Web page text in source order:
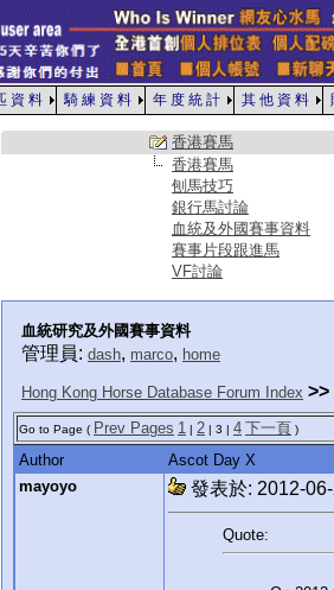
資 料 騎 練 資 料 年 度 統 計 其 他 資 料
香港賽馬
香港賽馬
刨馬技巧
銀行馬討論
血統及外國賽事資料
賽事片段跟進馬
VF討論
血統研究及外國賽事資料
管理員: dash, marco, home
Hong Kong Horse Database Forum Index >>
Go to Page ( Prev Pages 1 | 2 | 3 | 4 下一頁 )
Author
Ascot Day X
mayoyo
發表於: 2012-
Quote: